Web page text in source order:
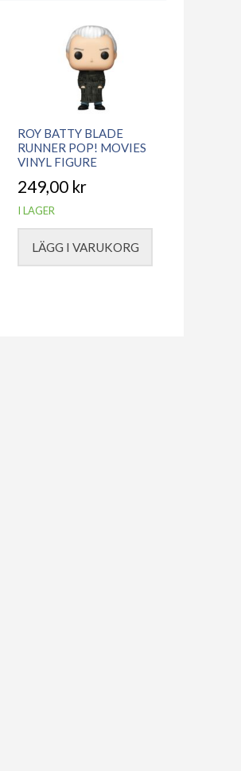
ROY BATTY BLADE
RUNNER POP! MOVIES
VINYL FIGURE
249,00 kr
I LAGER
LÄGG I VARUKORG